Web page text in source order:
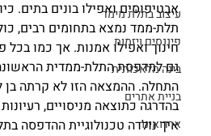
עיצוב בתלת מימד
פיננסים ויזמות
בינה מלאכותית
בניית אתרים
ארדואינו
אבטיפוסים ואפילו בונים בתים.
תלת-ממד נמצא בתחומים רבים,
חינוך ואפילו אמנות. אך כמו בכל
גם למדפסת התלת-ממדית
התחלה. ההמצאה הזו לא קרתה
בהדרגה כתוצאה מניסויים,
איך נולדה טכנולוגיית ההדפסה